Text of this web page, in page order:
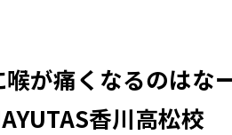
喉が痛くなるのは
香川高松校